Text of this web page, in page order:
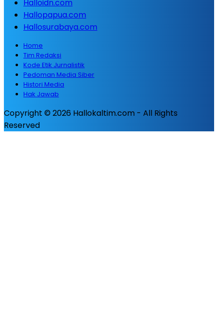
Halloidn.com
Hallopapua.com
Hallosurabaya.com
Home
Tim Redaksi
Kode Etik Jurnalistik
Pedoman Media Siber
Histori Media
Hak Jawab
Copyright © 2026 Hallokaltim.com - All Rights
Reserved